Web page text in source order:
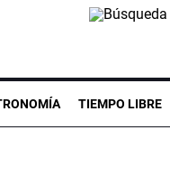
TIEMPO LIBRE